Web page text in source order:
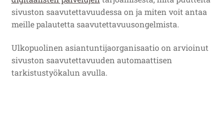
sivuston saavutettavuudessa on ja miten voit antaa
meille palautetta saavutettavuusongelmista.
Ulkopuolinen asiantuntijaorganisaatio on arvioinut
sivuston saavutettavuuden automaattisen
tarkistustyökalun avulla.